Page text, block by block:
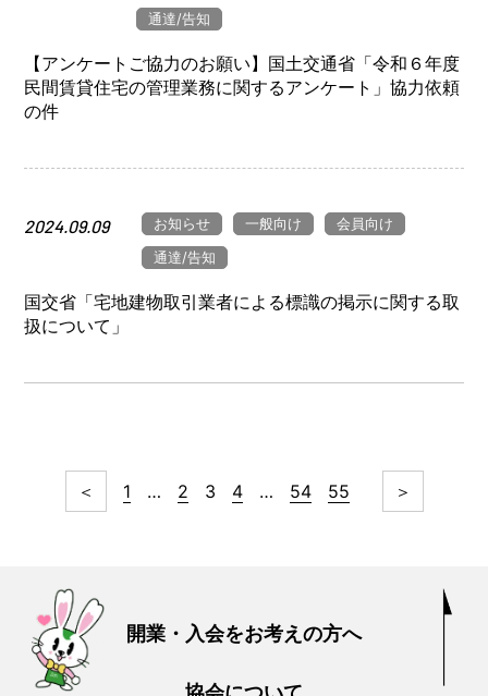
通達/告知
【アンケートご協力のお願い】国土交通省「令和６年度
民間賃貸住宅の管理業務に関するアンケート」協力依頼
の件
2024.09.09 お知らせ 一般向け
会員向け
通達/告知
国交省「宅地建物取引業者による標識の掲示に関する取
扱について」
＜ 1 … 2 3 4 … 54 55 ＞
開業・入会をお考えの方へ